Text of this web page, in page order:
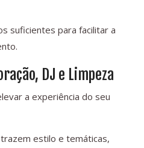
suficientes para facilitar a
DJ e Limpeza
a experiência do seu
estilo e temáticas,